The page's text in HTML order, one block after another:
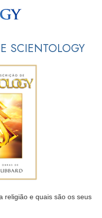
SCIENTOLOGY
religião e quais são os seus